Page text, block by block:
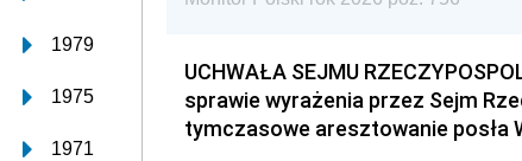
1979
1975
1971
UCHWAŁA SEJMU
sprawie wyrażenia przez Sejm
tymczasowe aresztowanie posła